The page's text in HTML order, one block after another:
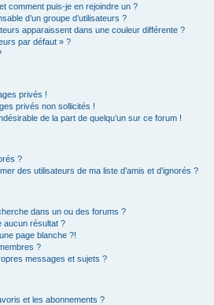
comment puis-je en rejoindre un ?
d’un groupe d’utilisateurs ?
apparaissent dans une couleur différente ?
par défaut » ?
privés !
privés non sollicités !
de la part de quelqu’un sur ce forum !
?
des utilisateurs de ma liste d’amis et d’ignorés ?
dans un ou des forums ?
aucun résultat ?
page blanche ?!
?
messages et sujets ?
et les abonnements ?